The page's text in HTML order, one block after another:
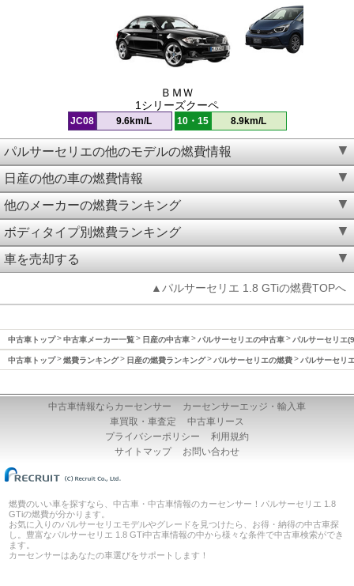
ＢＭＷ
1シリーズクーペ
JC08 9.6km/L 10・15 8.9km/L
パルサーセリエの他のモデルの燃費情報
日産の他の車の燃費情報
他のメーカーの燃費ランキング
ボディタイプ別燃費ランキング
車を売却する
▲パルサーセリエ 1.8 GTiの燃費TOPへ
中古車トップ 中古車メーカー一覧 日産の中古車 パルサーセリエの中古車 パルサーセリエ
中古車トップ 燃費ランキング 日産の燃費ランキング パルサーセリエの燃費 パルサーセリ
中古車情報ならカーセンサー
カーセンサーエッジ・輸入車
車買取・車査定
中古車リース
プライバシーポリシー
利用規約
サイトマップ
お問い合わせ
燃費のいい車を探すなら、中古車・中古車情報のカーセンサー！パルサーセリエ 1.8
GTiの燃費が分かります。
お気に入りのパルサーセリエモデルやグレードを見つけたら、お得・納得の中古車探
し。豊富なパルサーセリエ 1.8 GTi中古車情報の中から様々な条件で中古車検索ができ
ます。
カーセンサーはあなたの車選びをサポートします！